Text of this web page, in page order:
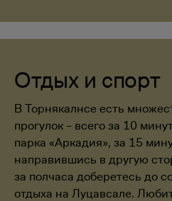
Отдых и спорт
В Торнякалнсе есть
прогулок – всего за 10
парка «Аркадия», за 15
направившись в другую
за полчаса доберетесь до
отдыха на Луцавсале.